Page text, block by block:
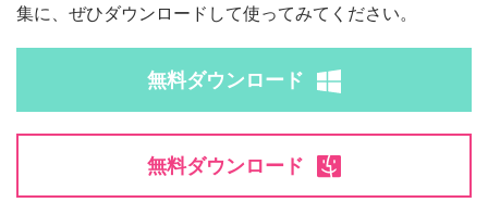
集に、ぜひダウンロードして使ってみてください。
無料ダウンロード
無料ダウンロード